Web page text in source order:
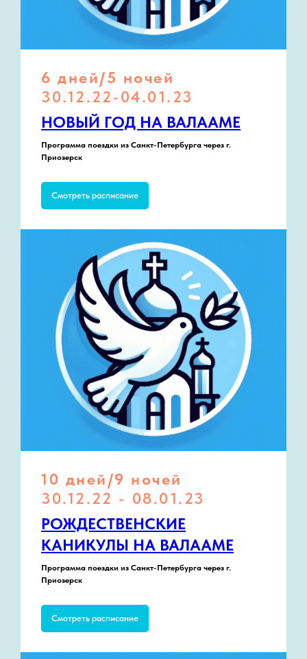
6 дней/5 ночей
30.12.22-04.01.23
НОВЫЙ ГОД НА ВАЛААМЕ
Программа поездки из Санкт-Петербурга через г.
Приозерск
Смотреть расписание
10 дней/9 ночей
30.12.22 - 08.01.23
РОЖДЕСТВЕНСКИЕ
КАНИКУЛЫ НА ВАЛААМЕ
Программа поездки из Санкт-Петербурга через г.
Приозерск
Смотреть расписание